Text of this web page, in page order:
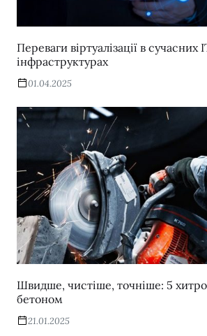
Переваги віртуалізації в сучасних
інфраструктурах
01.04.2025
Швидше, чистіше, точніше: 5
бетоном
21.01.2025